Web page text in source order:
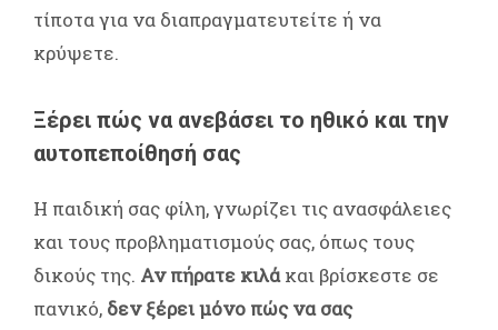
τίποτα για να διαπραγματευτείτε ή να
κρύψετε.
Ξέρει πώς να ανεβάσει το ηθικό και την
αυτοπεποίθησή σας
Η παιδική σας φίλη, γνωρίζει τις ανασφάλειες
και τους προβληματισμούς σας, όπως τους
δικούς της. Αν πήρατε κιλάκαι βρίσκεστε σε
πανικό, δεν ξέρει μόνο πώς να σας